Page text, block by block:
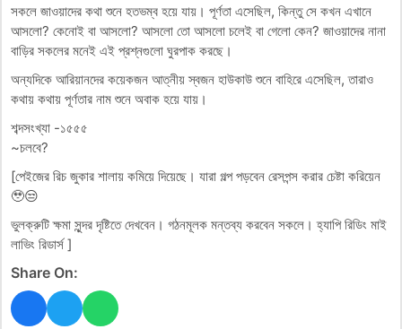
সকলে জাওয়াদের কথা শুনে হতভম্ব হয়ে যায়। পূর্ণতা এসেছিল, কিন্তু সে কখন এখানে
আসলো? কেনোই বা আসলো? আসলো তো আসলো চলেই বা গেলো কেন? জাওয়াদের নানা
বাড়ির সকলের মনেই এই প্রশ্নগুলো ঘুরপাক করছে।
অন্যদিকে আরিয়ানদের কয়েকজন আত্নীয় স্বজন হাউকাউ শুনে বাহিরে এসেছিল, তারাও
কথায় কথায় পূর্ণতার নাম শুনে অবাক হয়ে যায়।
শব্দসংখ্যা -১৫৫৫
~চলবে?
[পেইজের রিচ জুকার শালায় কমিয়ে দিয়েছে। যারা গল্প পড়বেন রেসপন্স করার চেষ্টা করিয়েন
🥹😒
ভুলক্রুটি ক্ষমা সুন্দর দৃষ্টিতে দেখবেন। গঠনমূলক মন্তব্য করবেন সকলে। হ্যাপি রিডিং মাই
লাভিং রিডার্স ]
Share On: